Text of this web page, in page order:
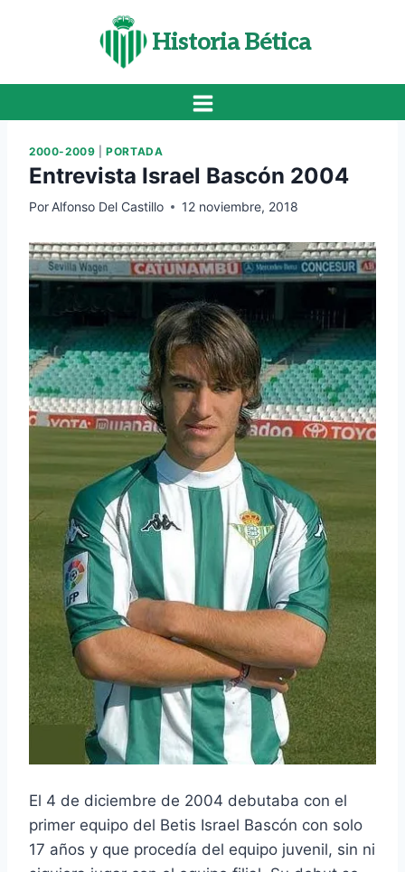
Historia Bética
2000-2009 |PORTADA
Entrevista Israel Bascón 2004
Por Alfonso Del Castillo 12 noviembre, 2018
El 4 de diciembre de 2004 debutaba con el
primer equipo del Betis Israel Bascón con solo
17 años y que procedía del equipo juvenil, sin ni